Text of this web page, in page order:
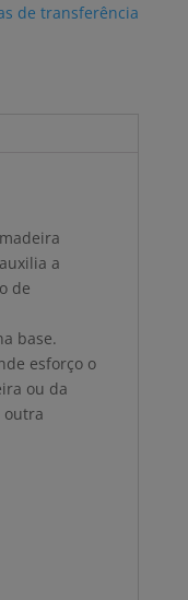
de transferência
a
de
base.
esforço o
ou da
outra